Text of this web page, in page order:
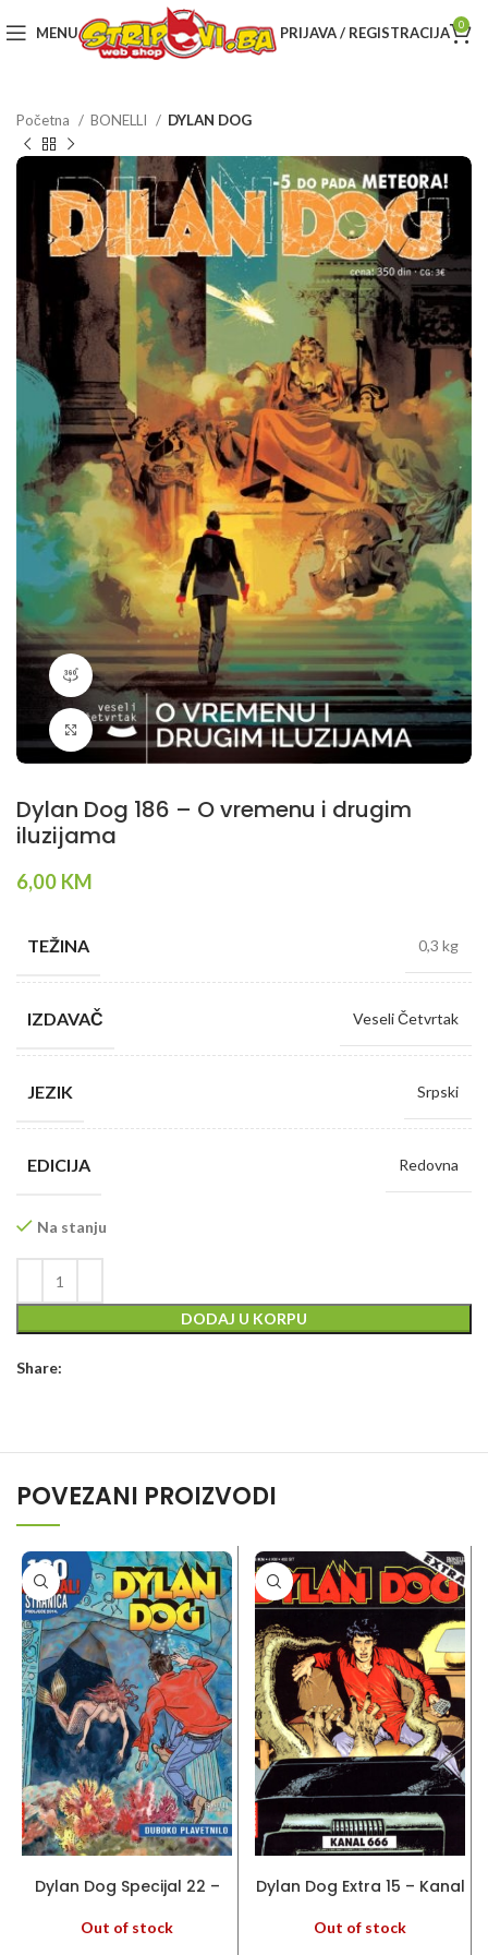
MENU PRIJAVA / REGISTRACIJA 0
Početna BONELLI DYLAN DOG
360 product view
Klikni da povečaš
Dylan Dog 186 – O vremenu i drugim
iluzijama
6,00 KM
TEŽINA 0,3 kg
IZDAVAČ Veseli Četvrtak
JEZIK Srpski
EDICIJA Redovna
Na stanju
DODAJ U KORPU
Share:
POVEZANI PROIZVODI
Dylan Dog Specijal 22 –
Out of stock
Dylan Dog Extra 15 – Kanal
Out of stock